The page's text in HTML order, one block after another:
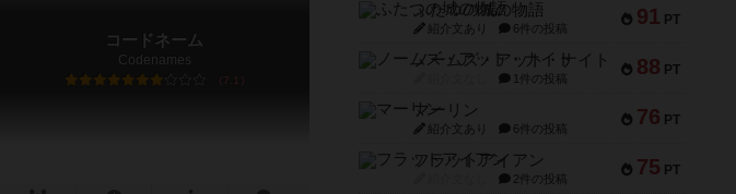
コードネーム
Codenames
7.1
91 PT
ふたつの城の物語
紹介文あり 6件の投稿
88 PT
ノームズ・アット・ナイト
1件の投稿
76 PT
マーリン
紹介文あり 6件の投稿
75 PT
フラットアイアン
2件の投稿